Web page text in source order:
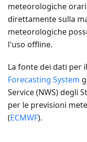
meteorologiche
direttamente sulla
meteorologiche
l'uso offline.
La fonte dei dati per
Forecasting System
Service (NWS) degli
per le previsioni
(ECMWF).